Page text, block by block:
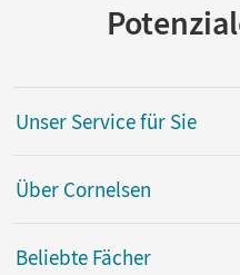
Unser Service für Sie
Über Cornelsen
Beliebte Fächer